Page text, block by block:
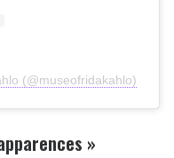
(@museofridakahlo)
»